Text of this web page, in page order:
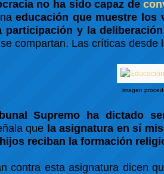
no ha sido capaz de
educación que muestre los
participación y la deliberación
compartan. Las críticas
imagen
Supremo ha dictado
que la asignatura en sí
reciban la formación
contra esta asignatura dicen